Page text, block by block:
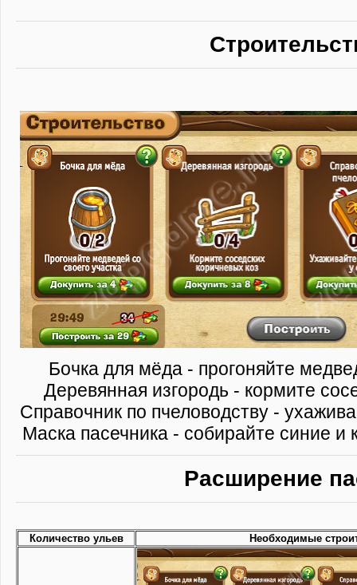
Бочка для мёда - прогоняйте
Деревянная изгородь - кормите
Справочник по пчеловодству -
Маска пасечника - собирайте синие и
Расширение
Количество ульев Необходимые